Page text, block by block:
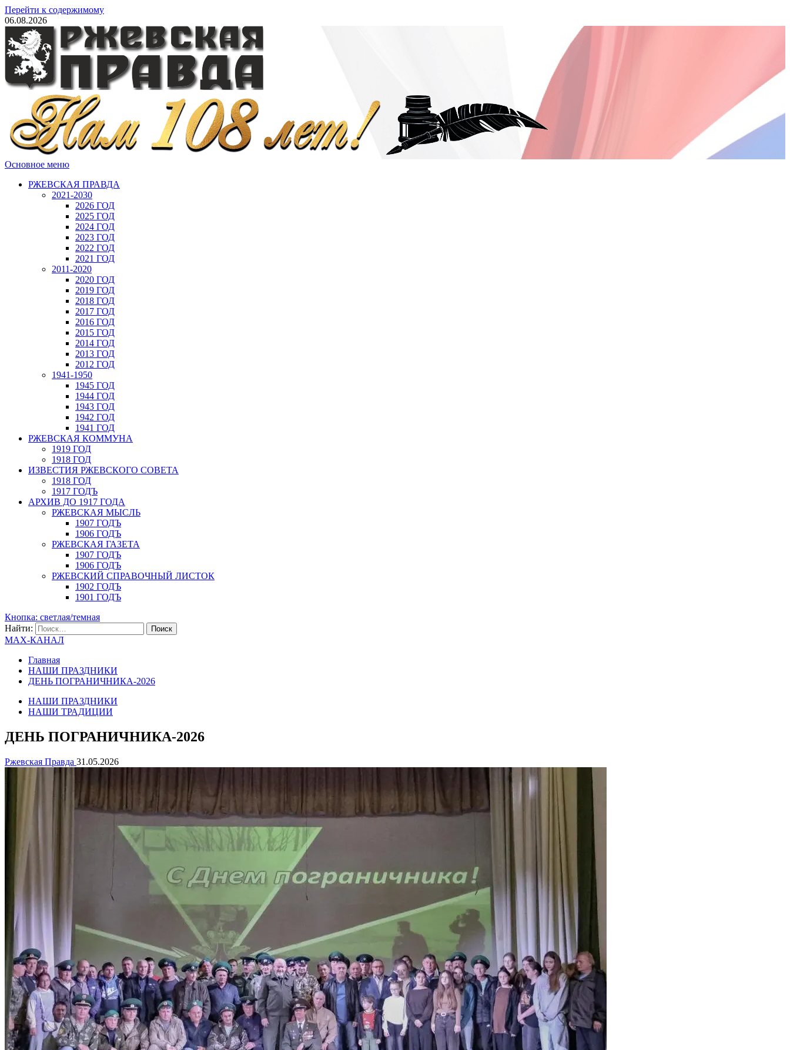
Перейти к содержимому
06.08.2026
Основное меню
РЖЕВСКАЯ ПРАВДА
2021-2030
2026 ГОД
2025 ГОД
2024 ГОД
2023 ГОД
2022 ГОД
2021 ГОД
2011-2020
2020 ГОД
2019 ГОД
2018 ГОД
2017 ГОД
2016 ГОД
2015 ГОД
2014 ГОД
2013 ГОД
2012 ГОД
1941-1950
1945 ГОД
1944 ГОД
1943 ГОД
1942 ГОД
1941 ГОД
РЖЕВСКАЯ КОММУНА
1919 ГОД
1918 ГОД
ИЗВЕСТИЯ РЖЕВСКОГО СОВЕТА
1918 ГОД
1917 ГОДЪ
АРХИВ ДО 1917 ГОДА
РЖЕВСКАЯ МЫСЛЬ
1907 ГОДЪ
1906 ГОДЪ
РЖЕВСКАЯ ГАЗЕТА
1907 ГОДЪ
1906 ГОДЪ
РЖЕВСКИЙ СПРАВОЧНЫЙ ЛИСТОК
1902 ГОДЪ
1901 ГОДЪ
Кнопка: светлая/темная
Найти:
MAX-КАНАЛ
Главная
НАШИ ПРАЗДНИКИ
ДЕНЬ ПОГРАНИЧНИКА-2026
НАШИ ПРАЗДНИКИ
НАШИ ТРАДИЦИИ
ДЕНЬ ПОГРАНИЧНИКА-2026
Ржевская Правда 31.05.2026